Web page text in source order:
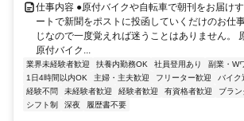
仕事内容 ●原付バイクや自転車で朝刊をお届け
ートで新聞をポストに投函していくだけのお仕
じなので一度覚えれば迷うことはありません。
原付バイク...
業界未経験者歓迎 扶養内勤務OK 社員登用あり
副業・W
1日4時間以内OK
主婦・主夫歓迎 フリーター歓迎 バイク
経験不問
未経験者歓迎 経験者歓迎 有資格者歓迎 ブラ
シフト制
深夜 履歴書不要